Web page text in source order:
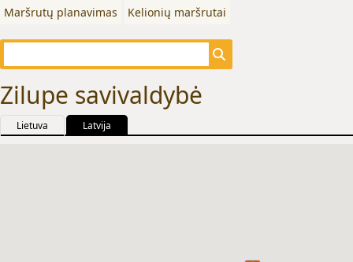
Maršrutų planavimas
Kelionių maršrutai
Zilupe savivaldybė
Lietuva Latvija